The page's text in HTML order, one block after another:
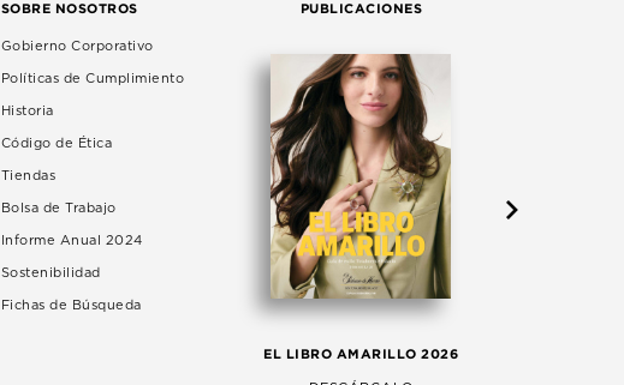
SOBRE NOSOTROS
Gobierno Corporativo
Políticas de Cumplimiento
Historia
Código de Ética
Tiendas
Bolsa de Trabajo
Informe Anual 2024
Sostenibilidad
Fichas de Búsqueda
PUBLICACIONES
EL LIBRO AMARILLO 2026